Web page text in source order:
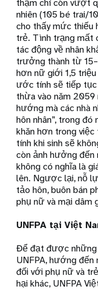
thậm chí còn vượt
nhiên (105 bé trai/
cho thấy mức thiếu
trẻ. Tình trạng mất
tác động về nhân
trưởng thành từ
hơn nữ giới 1,5
ước tính sẽ tiếp
thừa vào năm
hướng mà các nhà
hôn nhân”, trong
khăn hơn trong
tính khi sinh sẽ
còn ảnh hưởng
không có nghĩa là
lên. Ngược lại, nỗ
tảo hôn, buôn bán
phụ nữ và mại dâm
UNFPA tại Việt
Để đạt được những
UNFPA, hướng
đối với phụ nữ và
hại khác, UNFPA